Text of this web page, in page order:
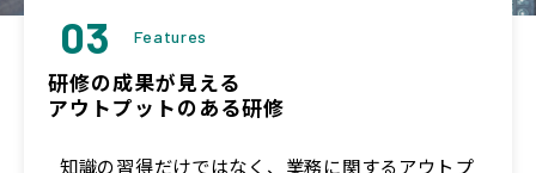
03 Features
研修の成果が見える
アウトプットのある研修
知識の習得だけではなく、業務に関するアウトプ